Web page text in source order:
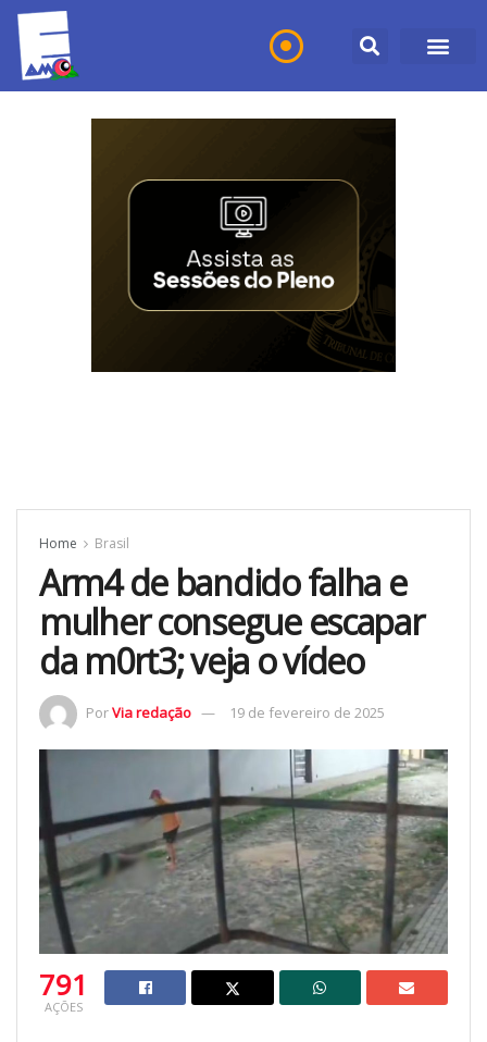
Home Brasil
Arm4 de bandido falha e
mulher consegue escapar
da m0rt3; veja o vídeo
PorVia redação 19 de fevereiro de 2025
791
AÇÕES